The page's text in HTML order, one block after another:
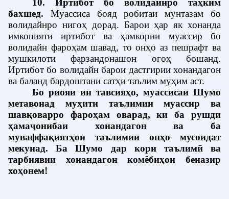
10. Иртибот бо волидайнро таҳким
бахшед. Муассиса бояд робитаи мунтазам бо
волидайнро нигоҳ дорад. Барои ҳар як хонанда
имконияти иртибот ва ҳамкории муассир бо
волидайн фароҳам шавад, то онҳо аз пешрафт ва
мушкилоти фарзандонашон огоҳ бошанд.
Иртибот бо волидайн барои дастгирии хонандагон
ва баланд бардоштани сатҳи таълим муҳим аст.
Бо риояи ин тавсияҳо, муассисаи Шумо
метавонад муҳити таълимии муассир ва
шавқоварро фароҳам оварад, ки ба рушди
ҳамаҷонибаи хонандагон ва ба
муваффақиятҳои таълимии онҳо мусоидат
мекунад. Ба Шумо дар кори таълимӣ ва
тарбиявии хонандагон комёбиҳои беназир
хоҳонем!